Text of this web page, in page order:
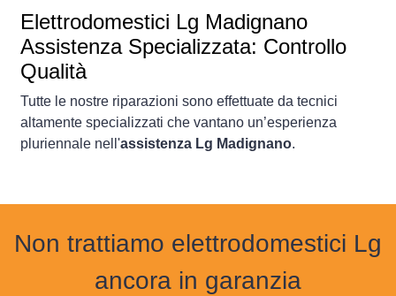
Elettrodomestici Lg Madignano
Assistenza Specializzata: Controllo
Qualità
Tutte le nostre riparazioni sono effettuate da tecnici
altamente specializzati che vantano un’esperienza
pluriennale nell'assistenza Lg Madignano.
Non trattiamo elettrodomestici Lg
ancora in garanzia